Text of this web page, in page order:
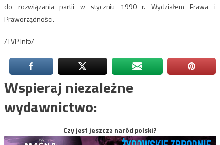
do rozwiązania partii w styczniu 1990 r. Wydziałem Prawa i
Praworządności.
/TVP Info/
Wspieraj niezależne
wydawnictwo:
Czy jest jeszcze naród polski?